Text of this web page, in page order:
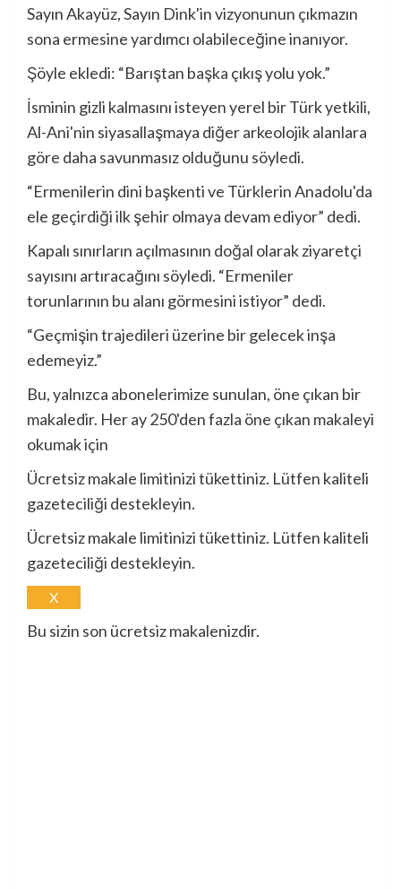
Sayın Akayüz, Sayın Dink'in vizyonunun çıkmazın
sona ermesine yardımcı olabileceğine inanıyor.
Şöyle ekledi: “Barıştan başka çıkış yolu yok.”
İsminin gizli kalmasını isteyen yerel bir Türk yetkili,
Al-Ani'nin siyasallaşmaya diğer arkeolojik alanlara
göre daha savunmasız olduğunu söyledi.
“Ermenilerin dini başkenti ve Türklerin Anadolu'da
ele geçirdiği ilk şehir olmaya devam ediyor” dedi.
Kapalı sınırların açılmasının doğal olarak ziyaretçi
sayısını artıracağını söyledi. “Ermeniler
torunlarının bu alanı görmesini istiyor” dedi.
“Geçmişin trajedileri üzerine bir gelecek inşa
edemeyiz.”
Bu, yalnızca abonelerimize sunulan, öne çıkan bir
makaledir. Her ay 250'den fazla öne çıkan makaleyi
okumak için
Ücretsiz makale limitinizi tükettiniz. Lütfen kaliteli
gazeteciliği destekleyin.
Ücretsiz makale limitinizi tükettiniz. Lütfen kaliteli
gazeteciliği destekleyin.
X
Bu sizin son ücretsiz makalenizdir.